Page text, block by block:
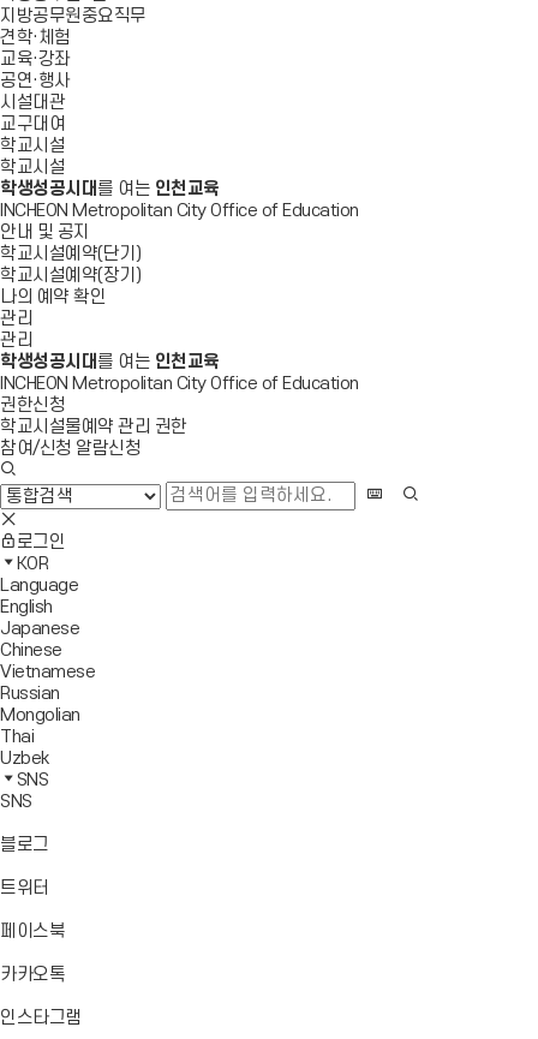
지방공무원중요직무
견학·체험
교육·강좌
공연·행사
시설대관
교구대여
학교시설
학교시설
학생성공시대 를 여는 인천교육
INCHEON Metropolitan City Office of Education
안내 및 공지
학교시설예약(단기)
학교시설예약(장기)
나의 예약 확인
관리
관리
학생성공시대 를 여는 인천교육
INCHEON Metropolitan City Office of Education
권한신청
학교시설물예약 관리 권한
참여/신청 알람신청
검
색
창
열
기
검
검
색
영
역
닫
기
사
이
트
맵
이
동
모
바
일
메
뉴
열
기
전
체
메
뉴
로그인
KOR
Language
English
Japanese
Chinese
Vietnamese
Russian
Mongolian
Thai
Uzbek
SNS
SNS
블로그
트위터
가
페이스북바
가
카카오톡바
가
인스타그램